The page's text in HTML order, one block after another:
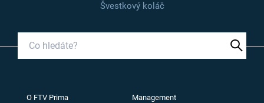
Švestkový koláč
O FTV Prima Management